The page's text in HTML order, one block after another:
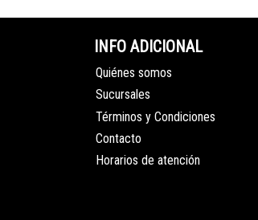
INFO ADICIONAL
Quiénes somos
Sucursales
Términos y Condiciones
Contacto
Horarios de atención